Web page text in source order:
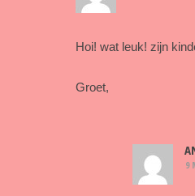
Hoi! wat leuk! zijn
Groet,
9